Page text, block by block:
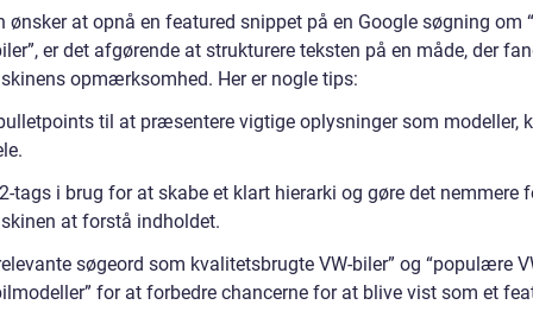
ønsker at opnå en featured snippet på en Google søgning om
er det afgørende at strukturere teksten på en måde, der
opmærksomhed. Her er nogle tips:
til at præsentere vigtige oplysninger som modeller,
tags i brug for at skabe et klart hierarki og gøre det nemmere
at forstå indholdet.
søgeord som kvalitetsbrugte VW-biler” og “populære
for at forbedre chancerne for at blive vist som et